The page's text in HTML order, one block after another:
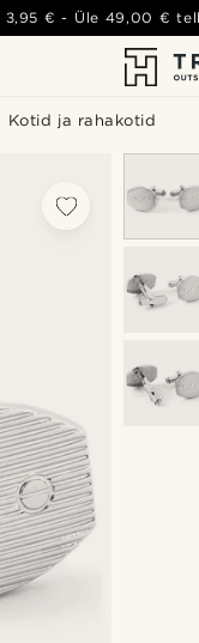
Kotid ja rahakotid
3,95 € - Üle 49,00 €